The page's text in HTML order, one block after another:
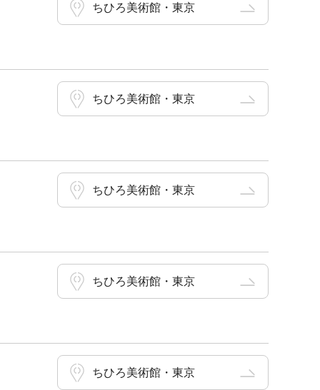
ちひろ美術館・東京
ちひろ美術館・東京
ちひろ美術館・東京
ちひろ美術館・東京
ちひろ美術館・東京